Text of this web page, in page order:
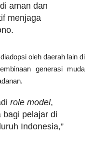
aman dan
menjaga
oleh daerah lain di
generasi muda
role model,
bagi pelajar di
Indonesia,”